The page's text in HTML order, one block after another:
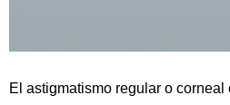
El astigmatismo regular o corneal